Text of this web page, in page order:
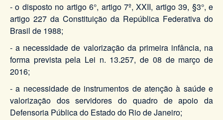
- o disposto no artigo 6°, artigo 7º, XXII, artigo 39, §3°, e
artigo 227 da Constituição da República Federativa do
Brasil de 1988;
- a necessidade de valorização da primeira infância, na
forma prevista pela Lei n. 13.257, de 08 de março de
2016;
- a necessidade de instrumentos de atenção à saúde e
valorização dos servidores do quadro de apoio da
Defensoria Pública do Estado do Rio de Janeiro;